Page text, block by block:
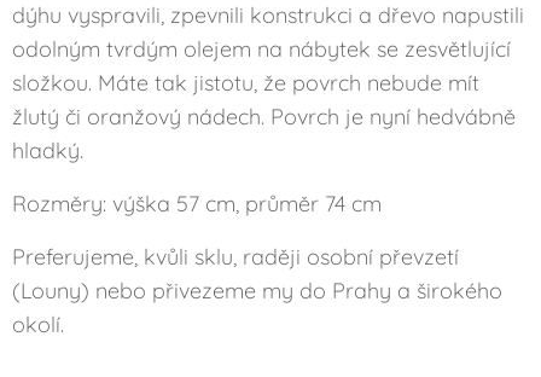
dýhu vyspravili, zpevnili konstrukci a dřevo napustili
odolným tvrdým olejem na nábytek se zesvětlující
složkou. Máte tak jistotu, že povrch nebude mít
žlutý či oranžový nádech. Povrch je nyní hedvábně
hladký.
Rozměry: výška 57 cm, průměr 74 cm
Preferujeme, kvůli sklu, raději osobní převzetí
(Louny) nebo přivezeme my do Prahy a širokého
okolí.